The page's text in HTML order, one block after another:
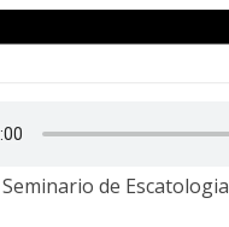
de Escatologia